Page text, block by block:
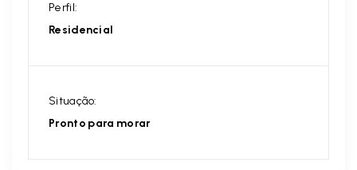
Perfil:
Residencial
Situação:
Pronto para morar